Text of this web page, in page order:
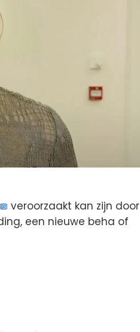
veroorzaakt kan zijn door
een nieuwe beha of